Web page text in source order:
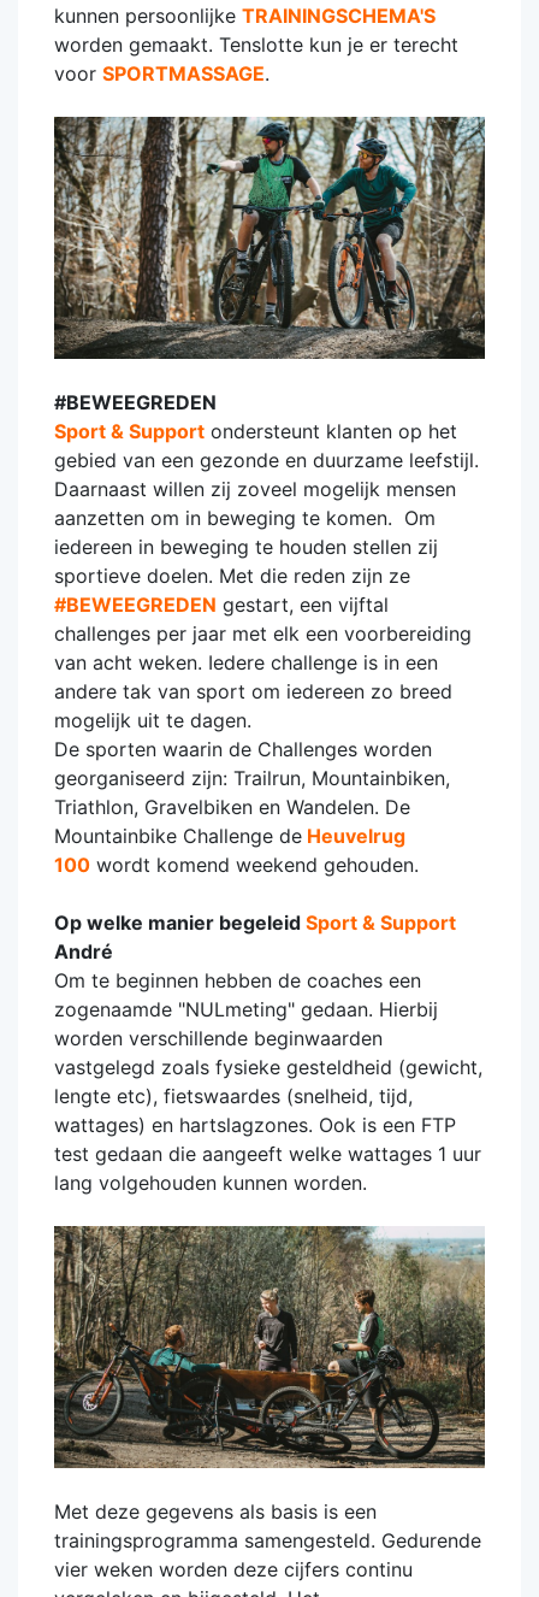
kunnen persoonlijke TRAININGSCHEMA'S
worden gemaakt. Tenslotte kun je er terecht
voor SPORTMASSAGE.
#BEWEEGREDEN
Sport & Support ondersteunt klanten op het
gebied van een gezonde en duurzame leefstijl.
Daarnaast willen zij zoveel mogelijk mensen
aanzetten om in beweging te komen. Om
iedereen in beweging te houden stellen zij
sportieve doelen. Met die reden zijn ze
#BEWEEGREDEN gestart, een vijftal
challenges per jaar met elk een voorbereiding
van acht weken. Iedere challenge is in een
andere tak van sport om iedereen zo breed
mogelijk uit te dagen.
De sporten waarin de Challenges worden
georganiseerd zijn: Trailrun, Mountainbiken,
Triathlon, Gravelbiken en Wandelen. De
Mountainbike Challenge de Heuvelrug
100 wordt komend weekend gehouden.
Op welke manier begeleid Sport & Support
André
Om te beginnen hebben de coaches een
zogenaamde "NULmeting" gedaan. Hierbij
worden verschillende beginwaarden
vastgelegd zoals fysieke gesteldheid (gewicht,
lengte etc), fietswaardes (snelheid, tijd,
wattages) en hartslagzones. Ook is een FTP
test gedaan die aangeeft welke wattages 1 uur
lang volgehouden kunnen worden.
Met deze gegevens als basis is een
trainingsprogramma samengesteld. Gedurende
vier weken worden deze cijfers continu